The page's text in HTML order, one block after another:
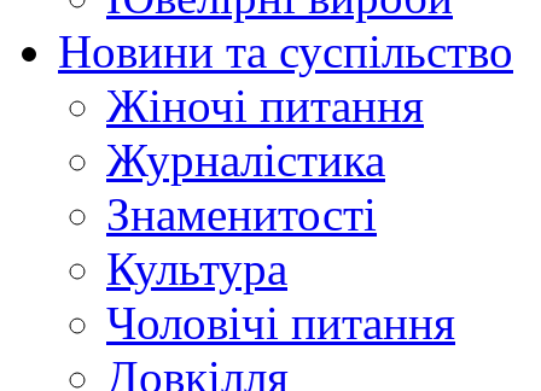
Новини та суспільство
Жіночі питання
Журналістика
Знаменитості
Культура
Чоловічі питання
Довкілля